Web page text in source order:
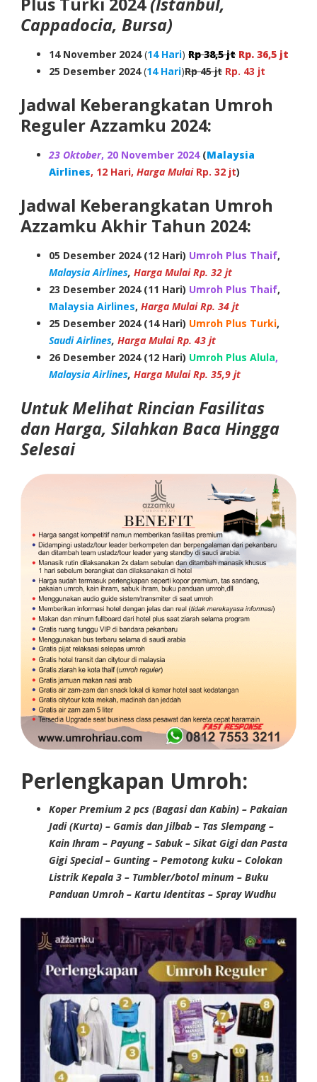
Cappadocia, Bursa)
14 November 2024(14 Hari) Rp 38,5 jt Rp. 36,5 jt
25 Desember 2024(14 Hari)Rp 45 jt Rp. 43 jt
Jadwal Keberangkatan Umroh
Reguler Azzamku 2024:
23 Oktober, 20 November 2024 (Malaysia
Airlines, 12 Hari, Harga MulaiRp. 32 jt)
Jadwal Keberangkatan Umroh
Azzamku Akhir Tahun 2024:
05 Desember 2024 (12 Hari) Umroh Plus Thaif,
Malaysia Airlines, Harga Mulai Rp. 32 jt
23 Desember 2024 (11 Hari) Umroh Plus Thaif,
Malaysia Airlines, Harga Mulai Rp. 34 jt
25 Desember 2024 (14 Hari) Umroh Plus Turki,
Saudi Airlines, Harga Mulai Rp. 43 jt
26 Desember 2024 (12 Hari) Umroh Plus Alula,
Malaysia Airlines, Harga Mulai Rp. 35,9 jt
Untuk Melihat Rincian Fasilitas
dan Harga, Silahkan Baca Hingga
Selesai
Perlengkapan Umroh:
Koper Premium 2 pcs (Bagasi dan Kabin) – Pakaian
Jadi (Kurta) – Gamis dan Jilbab – Tas Slempang –
Kain Ihram – Payung – Sabuk – Sikat Gigi dan Pasta
Gigi Special – Gunting – Pemotong kuku – Colokan
Listrik Kepala 3 – Tumbler/botol minum – Buku
Panduan Umroh – Kartu Identitas – Spray Wudhu